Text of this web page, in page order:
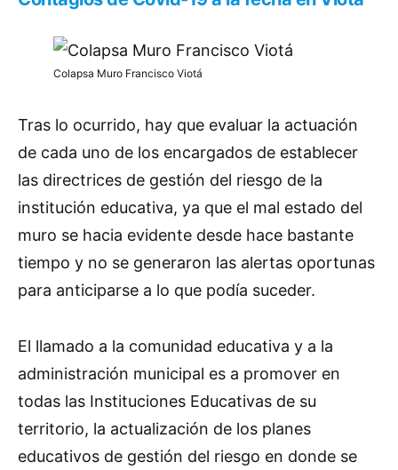
Colapsa Muro Francisco Viotá
Tras lo ocurrido, hay que evaluar la actuación
de cada uno de los encargados de establecer
las directrices de gestión del riesgo de la
institución educativa, ya que el mal estado del
muro se hacia evidente desde hace bastante
tiempo y no se generaron las alertas oportunas
para anticiparse a lo que podía suceder.
El llamado a la comunidad educativa y a la
administración municipal es a promover en
todas las Instituciones Educativas de su
territorio, la actualización de los planes
educativos de gestión del riesgo en donde se